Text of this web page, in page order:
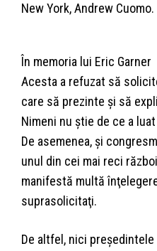
New York, Andrew Cuomo.
În memoria lui Eric Garner
Acesta a refuzat să
care să prezinte şi să
Nimeni nu ştie de ce a
De asemenea, şi
unul din cei mai reci
manifestă multă
suprasolicitaţi.
De altfel, nici preşedintele